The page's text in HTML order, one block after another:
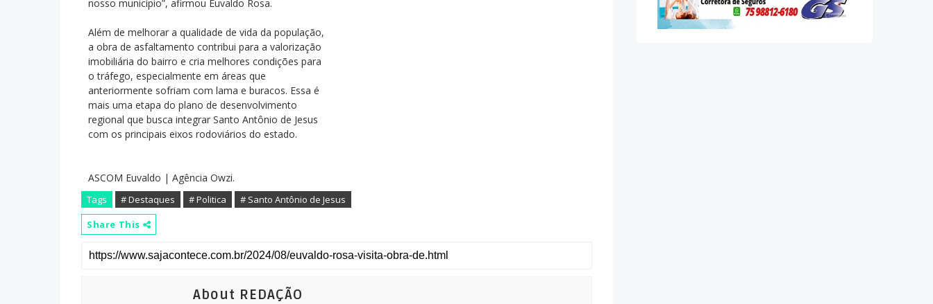
nosso município”, afirmou Euvaldo Rosa.
Além de melhorar a qualidade de vida da população,
a obra de asfaltamento contribui para a valorização
imobiliária do bairro e cria melhores condições para
o tráfego, especialmente em áreas que
anteriormente sofriam com lama e buracos. Essa é
mais uma etapa do plano de desenvolvimento
regional que busca integrar Santo Antônio de Jesus
com os principais eixos rodoviários do estado.
ASCOM Euvaldo | Agência Owzi.
Tags # Destaques # Politica
# Santo Antônio de Jesus
Share This
About REDAÇÃO